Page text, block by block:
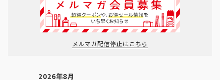
メルマガ配信停止はこちら
2026年8月